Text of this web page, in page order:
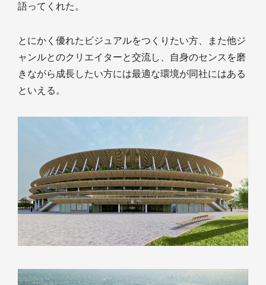
語ってくれた。
とにかく優れたビジュアルをつくりたい方、また他ジ
ャンルとのクリエイターと交流し、自身のセンスを磨
きながら成長したい方には最適な環境が同社にはある
といえる。